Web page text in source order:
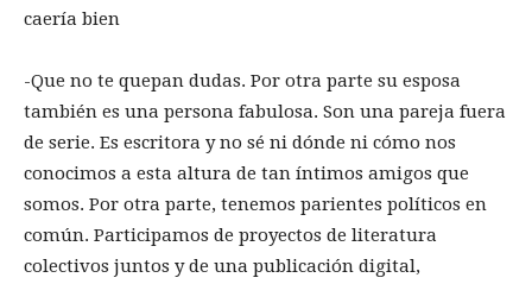
caería bien
-Que no te quepan dudas. Por otra parte su esposa
también es una persona fabulosa. Son una pareja fuera
de serie. Es escritora y no sé ni dónde ni cómo nos
conocimos a esta altura de tan íntimos amigos que
somos. Por otra parte, tenemos parientes políticos en
común. Participamos de proyectos de literatura
colectivos juntos y de una publicación digital,